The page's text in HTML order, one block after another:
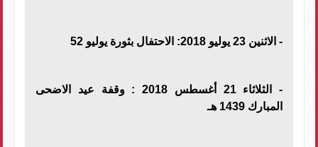
- الاثنين 23 يوليو 2018: الاحتفال بثورة يوليو 52
- الثلاثاء 21 أغسطس 2018 : وقفة عيد الاضحى
المبارك 1439 هـ